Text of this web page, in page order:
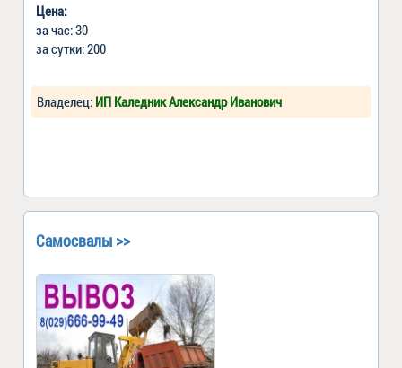
Цена:
за час: 30
за сутки: 200
Владелец: ИП Каледник Александр Иванович
Самосвалы >>